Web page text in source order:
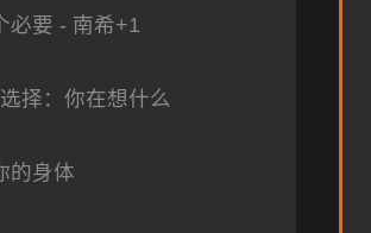
必要 - 南希+1
择：你在想什么
的身体